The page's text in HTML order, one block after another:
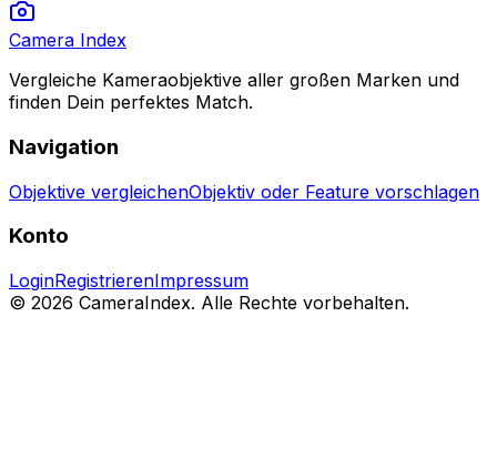
Camera Index
Vergleiche Kameraobjektive aller großen Marken und
finden Dein perfektes Match.
Navigation
Objektive vergleichenObjektiv oder Feature vorschlagen
Konto
LoginRegistrierenImpressum
© 2026 CameraIndex. Alle Rechte vorbehalten.